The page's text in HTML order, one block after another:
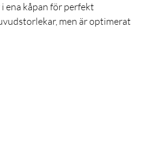
ena kåpan för perfekt
men är optimerat